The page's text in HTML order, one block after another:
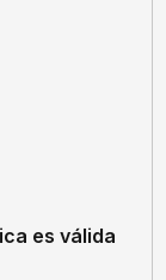
es válida